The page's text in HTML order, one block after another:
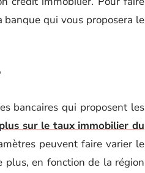
qui vous proposera le
bancaires qui proposent les
sur le taux immobilier du
peuvent faire varier le
en fonction de la région